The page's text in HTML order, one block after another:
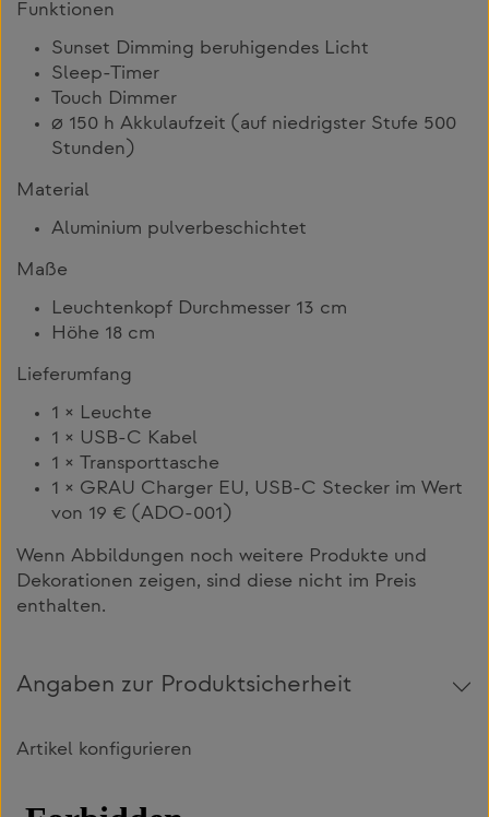
Funktionen
Sunset Dimming beruhigendes Licht
Sleep-Timer
Touch Dimmer
⌀ 150 h Akkulaufzeit (auf niedrigster Stufe 500
Stunden)
Material
Aluminium pulverbeschichtet
Maße
Leuchtenkopf Durchmesser 13 cm
Höhe 18 cm
Lieferumfang
1 × Leuchte
1 × USB-C Kabel
1 × Transporttasche
1 × GRAU Charger EU, USB-C Stecker im Wert
von 19 € (ADO-001 )
Wenn Abbildungen noch weitere Produkte und
Dekorationen zeigen, sind diese nicht im Preis
enthalten.
Angaben zur Produktsicherheit
Artikel konfigurieren